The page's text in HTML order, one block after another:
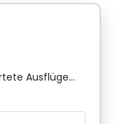
Ausflüge...